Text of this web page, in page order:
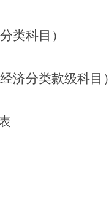
类科目）
济分类款级科目）